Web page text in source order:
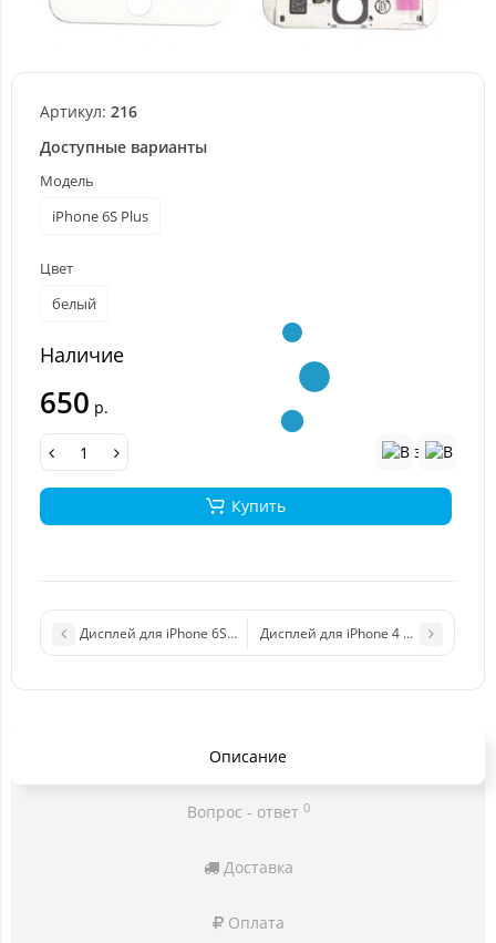
Артикул: 216
Доступные варианты
Модель
iPhone 6S Plus
Цвет
белый
Наличие
650 р.
Купить
Дисплей для iPhone 6S Plus в сборе с тачскрином (черный)
Дисплей для iPhone 4 в сборе с
Описание
Вопрос - ответ 0
Доставка
Оплата